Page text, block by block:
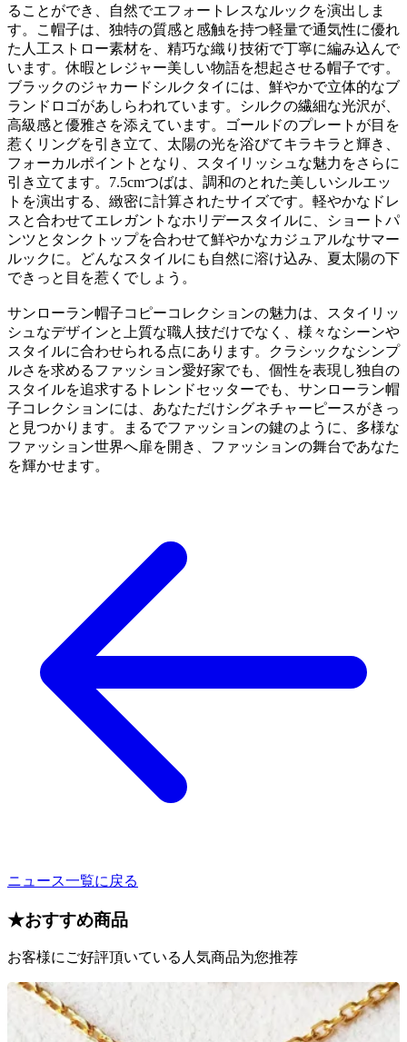
ることができ、自然でエフォートレスなルックを演出しま
す。こ帽子は、独特の質感と感触を持つ軽量で通気性に優れ
た人工ストロー素材を、精巧な織り技術で丁寧に編み込んで
います。休暇とレジャー美しい物語を想起させる帽子です。
ブラックのジャカードシルクタイには、鮮やかで立体的なブ
ランドロゴがあしらわれています。シルクの繊細な光沢が、
高級感と優雅さを添えています。ゴールドのプレートが目を
惹くリングを引き立て、太陽の光を浴びてキラキラと輝き、
フォーカルポイントとなり、スタイリッシュな魅力をさらに
引き立てます。7.5cmつばは、調和のとれた美しいシルエッ
トを演出する、緻密に計算されたサイズです。軽やかなドレ
スと合わせてエレガントなホリデースタイルに、ショートパ
ンツとタンクトップを合わせて鮮やかなカジュアルなサマー
ルックに。どんなスタイルにも自然に溶け込み、夏太陽の下
できっと目を惹くでしょう。
サンローラン帽子コピーコレクションの魅力は、スタイリッ
シュなデザインと上質な職人技だけでなく、様々なシーンや
スタイルに合わせられる点にあります。クラシックなシンプ
ルさを求めるファッション愛好家でも、個性を表現し独自の
スタイルを追求するトレンドセッターでも、サンローラン帽
子コレクションには、あなただけシグネチャーピースがきっ
と見つかります。まるでファッションの鍵のように、多様な
ファッション世界へ扉を開き、ファッションの舞台であなた
を輝かせます。
ニュース一覧に戻る
★おすすめ商品
お客様にご好評頂いている人気商品为您推荐